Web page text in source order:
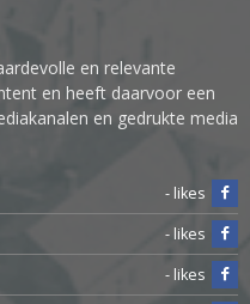
en relevante
en heeft daarvoor een
en gedrukte media
- likes
- likes
- likes